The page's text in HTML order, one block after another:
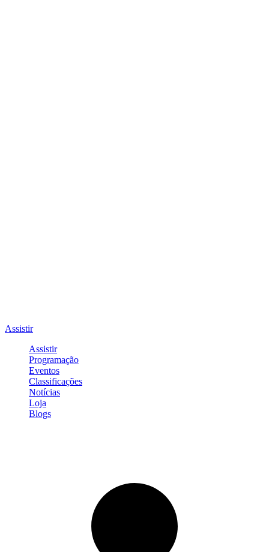
Assistir
Assistir
Programação
Eventos
Classificações
Notícias
Loja
Blogs